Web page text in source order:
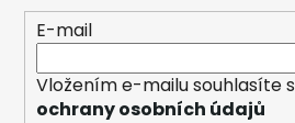
E-mail
Vložením e-mailu souhlasíte s
ochrany osobních údajů